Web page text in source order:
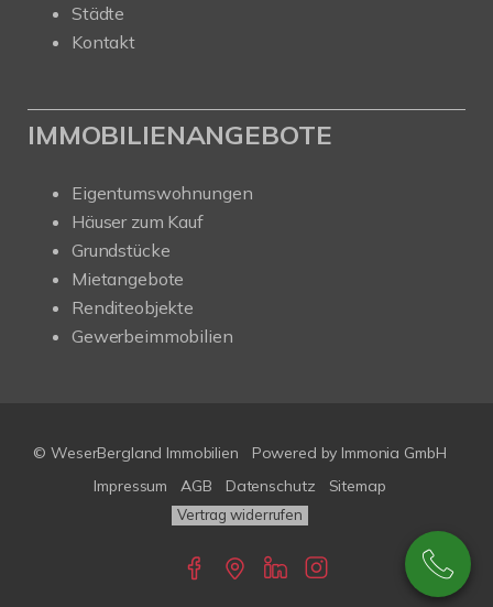
Städte
Kontakt
IMMOBILIENANGEBOTE
Eigentumswohnungen
Häuser zum Kauf
Grundstücke
Mietangebote
Renditeobjekte
Gewerbeimmobilien
© WeserBergland Immobilien Powered by Immonia GmbH
Impressum
AGB Datenschutz Sitemap
Vertrag widerrufen